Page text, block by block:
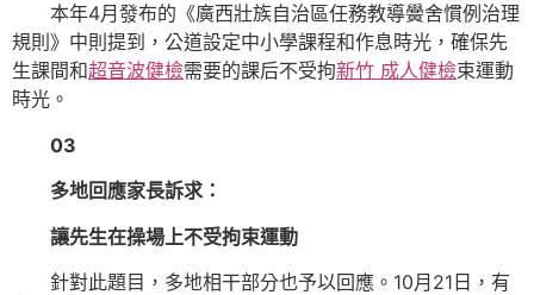
本年4月發布的《廣西壯族自治區任務教導黌舍慣例治理
規則》中則提到，公道設定中小學課程和作息時光，確保先
生課間和超音波健檢需要的課后不受拘新竹 成人健檢束運動
時光。
03
多地回應家長訴求：
讓先生在操場上不受拘束運動
針對此題目，多地相干部分也予以回應。10月21日，有